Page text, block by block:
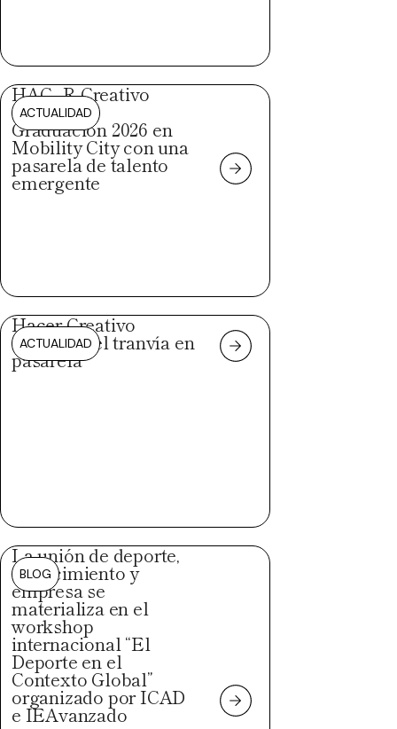
ACTUALIDAD
HAC_R Creativo
celebra su
Graduación 2026 en
Mobility City con una
pasarela de talento
emergente
ACTUALIDAD
Hacer Creativo
convierte el tranvía en
pasarela
BLOG
La unión de deporte,
conocimiento y
empresa se
materializa en el
workshop
internacional “El
Deporte en el
Contexto Global”
organizado por ICAD
e IEAvanzado